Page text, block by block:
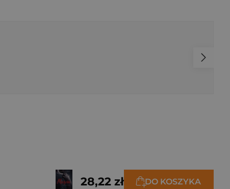
28,22 zł DO KOSZYKA